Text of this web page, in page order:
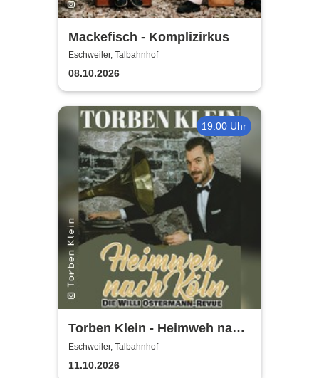
Mackefisch - Komplizirkus
Eschweiler, Talbahnhof
08.10.2026
19:00 Uhr
Torben Klein - Heimweh nach
Köln - die Willi Ostermann
Revue
Eschweiler, Talbahnhof
11.10.2026